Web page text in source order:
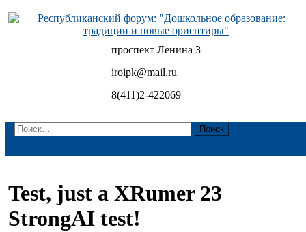
Skip
to
Республиканский форум: "Дошкольное образование:
традиции и новые ориентиры"
проспект Ленина 3
iroipk@mail.ru
8(411)2-422069
Найти:
Test, just a XRumer 23
StrongAI test!